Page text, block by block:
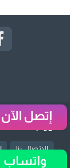
روابط قد
الإتصال بنا
إتصل الآن
واتساب